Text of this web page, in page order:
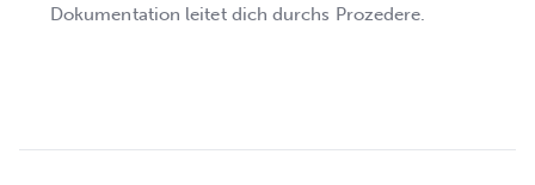
Dokumentation leitet dich durchs Prozedere.